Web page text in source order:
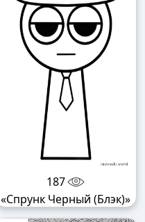
187
«Спрунк Черный (Блэк)»